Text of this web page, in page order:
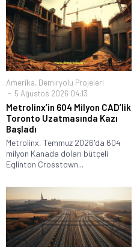
Amerika, Demiryolu Projeleri
5 Ağustos 2026 04:13
Metrolinx’in 604 Milyon CAD’lik
Toronto Uzatmasında Kazı
Başladı
Metrolinx, Temmuz 2026'da 604
milyon Kanada doları bütçeli
Eglinton Crosstown...